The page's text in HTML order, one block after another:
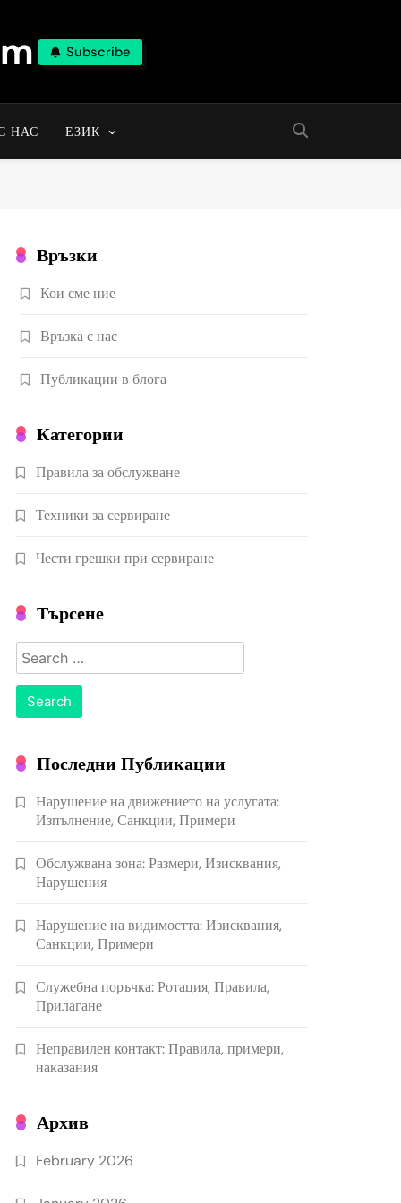
Subscribe
НАС ЕЗИК
Връзки
Кои сме ние
Връзка с нас
Публикации в блога
Категории
Правила за обслужване
Техники за сервиране
Чести грешки при сервиране
Търсене
Search
for:
Последни Публикации
Нарушение на движението на услугата:
Изпълнение, Санкции, Примери
Обслужвана зона: Размери, Изисквания,
Нарушения
Нарушение на видимостта: Изисквания,
Санкции, Примери
Служебна поръчка: Ротация, Правила,
Прилагане
Неправилен контакт: Правила, примери,
наказания
Архив
February 2026